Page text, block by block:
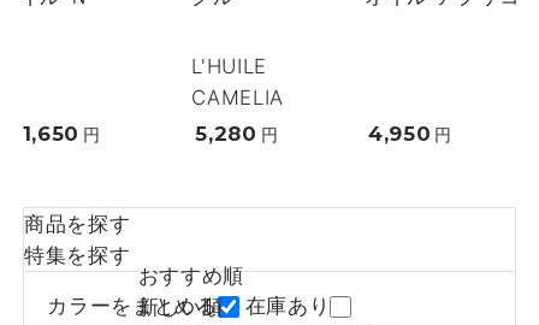
1,650 円
L'HUILE
CAMELIA
5,280 円 4,950 円
商品を探す
特集を探す
カラーをまとめる 在庫あり
おすすめ順
新しい順